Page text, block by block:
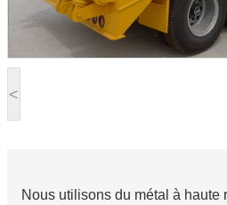
<
Nous utilisons du métal à haute